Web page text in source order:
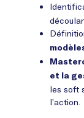
et la
les soft
l’action.